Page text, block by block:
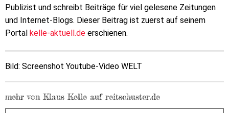
Publizist und schreibt Beiträge für viel gelesene Zeitungen
und Internet-Blogs. Dieser Beitrag ist zuerst auf seinem
Portal kelle-aktuell.de erschienen.
Bild: Screenshot Youtube-Video WELT
mehr von Klaus Kelle auf reitschuster.de